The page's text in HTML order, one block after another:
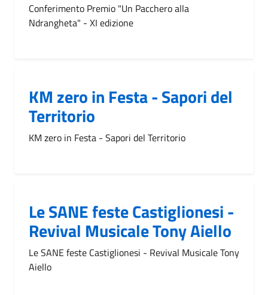
Conferimento Premio "Un Pacchero alla
Ndrangheta" - XI edizione
KM zero in Festa - Sapori del
Territorio
KM zero in Festa - Sapori del Territorio
Le SANE feste Castiglionesi -
Revival Musicale Tony Aiello
Le SANE feste Castiglionesi - Revival Musicale Tony
Aiello